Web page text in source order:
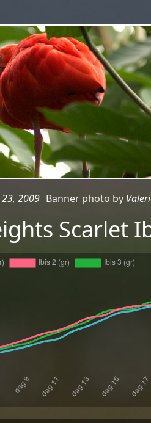
2009 Banner photo by
Scarlet